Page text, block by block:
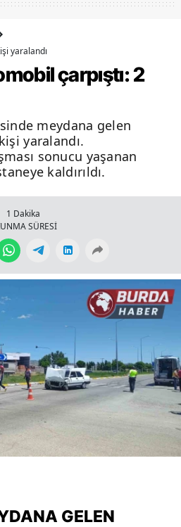
yaralandı
çarpıştı: 2
meydana gelen
yaralandı.
sonucu yaşanan
kaldırıldı.
1 Dakika
SÜRESİ
GELEN